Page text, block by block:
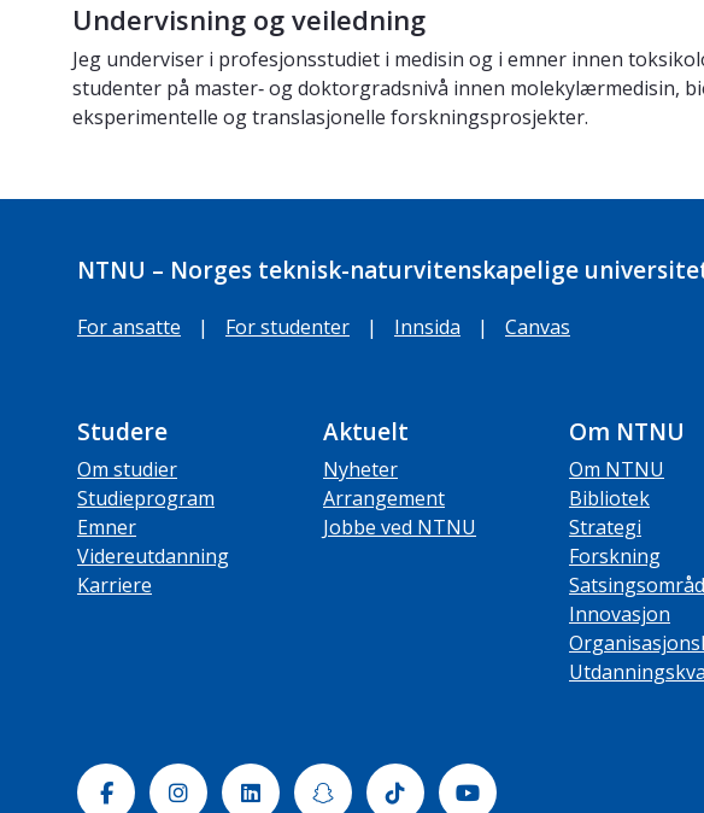
Undervisning og veiledning
Jeg underviser i profesjonsstudiet i medisin og i emner innen
studenter på master‑ og doktorgradsnivå innen molekylærmedisin,
eksperimentelle og translasjonelle forskningsprosjekter.
NTNU – Norges teknisk-naturvitenskapelige
For ansatte | For studenter | Innsida | Canvas
Studere
Om studier
Studieprogram
Emner
Videreutdanning
Karriere
Aktuelt
Nyheter
Arrangement
Jobbe ved NTNU
Om NTNU
Om NTNU
Bibliotek
Strategi
Forskning
Innovasjon
FacebookInstagramLinkedinSnapchatTiktok Youtube